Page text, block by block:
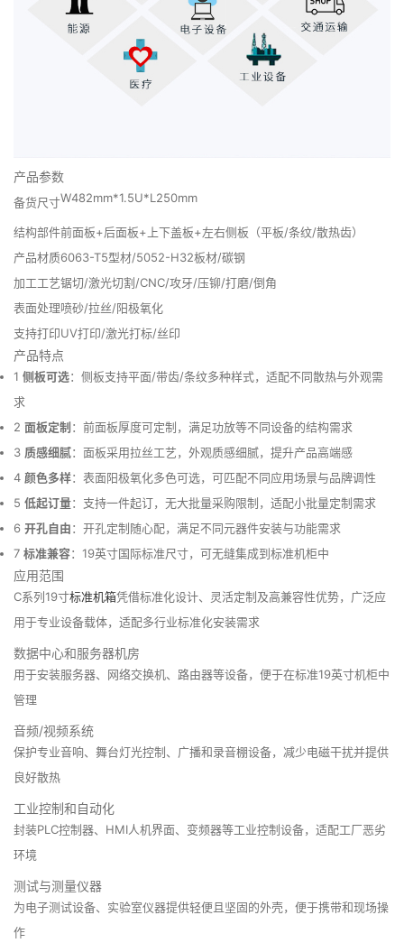
产品参数
备货尺寸W482mm*1.5U*L250mm
结构部件前面板+后面板+上下盖板+左右侧板（平板/条纹/散热齿）
产品材质6063-T5型材/5052-H32板材/碳钢
加工工艺锯切/激光切割/CNC/攻牙/压铆/打磨/倒角
表面处理喷砂/拉丝/阳极氧化
支持打印UV打印/激光打标/丝印
产品特点
1 侧板可选：侧板支持平面/带齿/条纹多种样式，适配不同散热与外观需
求
2 面板定制：前面板厚度可定制，满足功放等不同设备的结构需求
3 质感细腻：面板采用拉丝工艺，外观质感细腻，提升产品高端感
4 颜色多样：表面阳极氧化多色可选，可匹配不同应用场景与品牌调性
5 低起订量：支持一件起订，无大批量采购限制，适配小批量定制需求
6 开孔自由：开孔定制随心配，满足不同元器件安装与功能需求
7 标准兼容：19英寸国际标准尺寸，可无缝集成到标准机柜中
应用范围
C系列19寸标准机箱凭借标准化设计、灵活定制及高兼容性优势，广泛应
用于专业设备载体，适配多行业标准化安装需求
数据中心和服务器机房
用于安装服务器、网络交换机、路由器等设备，便于在标准19英寸机柜中
管理
音频/视频系统
保护专业音响、舞台灯光控制、广播和录音棚设备，减少电磁干扰并提供
良好散热
工业控制和自动化
封装PLC控制器、HMI人机界面、变频器等工业控制设备，适配工厂恶劣
环境
测试与测量仪器
为电子测试设备、实验室仪器提供轻便且坚固的外壳，便于携带和现场操
作